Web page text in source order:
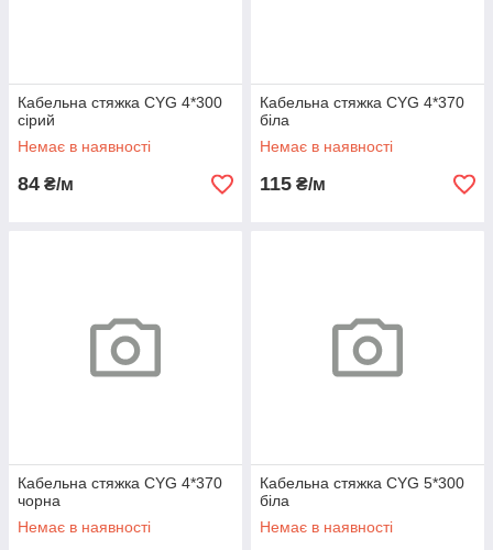
Кабельна стяжка CYG 4*300
сірий
Немає в наявності
84 ₴/м
Кабельна стяжка CYG 4*370
біла
Немає в наявності
115 ₴/м
Кабельна стяжка CYG 4*370
чорна
Немає в наявності
Кабельна стяжка CYG 5*300
біла
Немає в наявності